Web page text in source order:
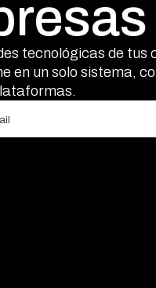
tecnológicas de tus
en un solo sistema,